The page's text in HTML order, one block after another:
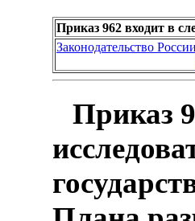
Приказ 962 входит в
Законодательство России
Приказ